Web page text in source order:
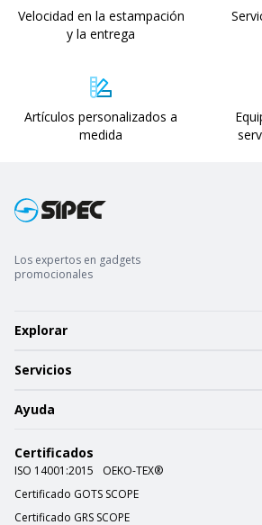
Velocidad en la estampación
y la entrega
Artículos personalizados a
medida
Los expertos en gadgets
promocionales
Explorar
Servicios
Ayuda
Certificados
ISO 14001:2015
OEKO-TEX®
Certificado GOTS SCOPE
Certificado GRS SCOPE